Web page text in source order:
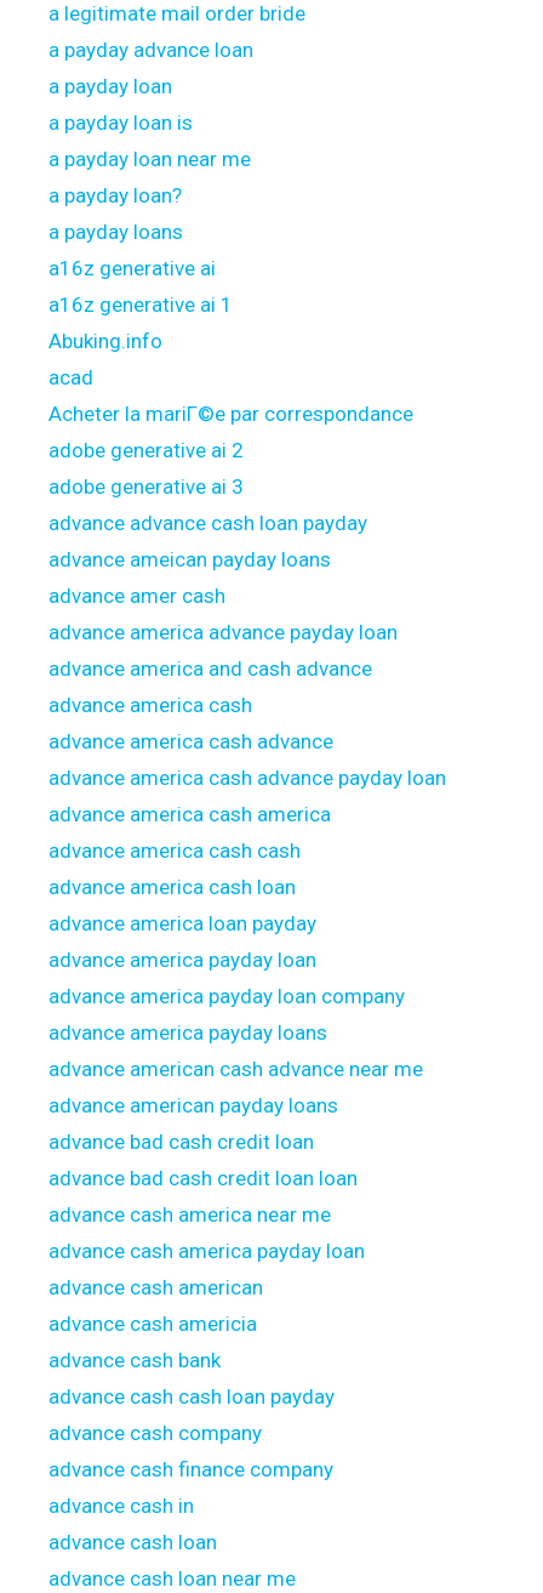
a legitimate mail order bride
a payday advance loan
a payday loan
a payday loan is
a payday loan near me
a payday loan?
a payday loans
a16z generative ai
a16z generative ai 1
Abuking.info
acad
Acheter la mariГ©e par correspondance
adobe generative ai 2
adobe generative ai 3
advance advance cash loan payday
advance ameican payday loans
advance amer cash
advance america advance payday loan
advance america and cash advance
advance america cash
advance america cash advance
advance america cash advance payday loan
advance america cash america
advance america cash cash
advance america cash loan
advance america loan payday
advance america payday loan
advance america payday loan company
advance america payday loans
advance american cash advance near me
advance american payday loans
advance bad cash credit loan
advance bad cash credit loan loan
advance cash america near me
advance cash america payday loan
advance cash american
advance cash americia
advance cash bank
advance cash cash loan payday
advance cash company
advance cash finance company
advance cash in
advance cash loan
advance cash loan near me